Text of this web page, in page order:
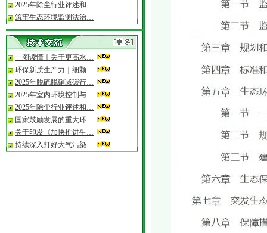
2025年除尘行业评述和…
筑牢生态环境监测法治…
一图读懂｜关于更高水…
环保新质生产力｜细颗…
2025年脱硫脱硝减碳行…
2025年室内环境控制与…
2025年除尘行业评述和…
国家鼓励发展的重大环…
关于印发《加快推进生…
持续深入打好大气污染…